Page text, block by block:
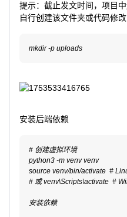
提示：截止发文时间，项目
自行创建该文件夹或代码修
安装后端依赖
# 创建虚拟环境
python3 -m venv venv
source venv/bin/activate  #
# 或 venv\Scripts\activate  #
安装依赖